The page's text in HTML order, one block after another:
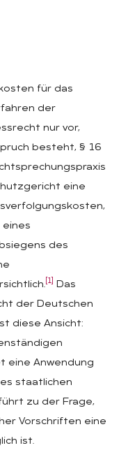
für das
der
nur vor,
besteht, § 16
eine
des
[1]
Das
der Deutschen
diese Ansicht:
eine Anwendung
staatlichen
zu der Frage,
Vorschriften eine
ist.